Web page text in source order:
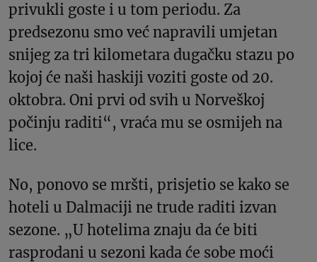
privukli goste i u tom periodu. Za
predsezonu smo već napravili umjetan
snijeg za tri kilometara dugačku stazu po
kojoj će naši haskiji voziti goste od 20.
oktobra. Oni prvi od svih u Norveškoj
počinju raditi“, vraća mu se osmijeh na
lice.
No, ponovo se mršti, prisjetio se kako se
hoteli u Dalmaciji ne trude raditi izvan
sezone. „U hotelima znaju da će biti
rasprodani u sezoni kada će sobe moći